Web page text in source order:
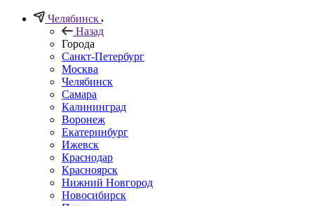
Челябинск
Назад
Города
Санкт-Петербург
Москва
Челябинск
Самара
Калининград
Воронеж
Екатеринбург
Ижевск
Краснодар
Красноярск
Нижний Новгород
Новосибирск